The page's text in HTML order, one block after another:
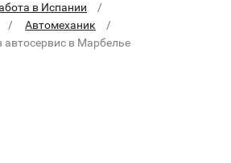
в Испании
Автомеханик
автосервис в Марбелье